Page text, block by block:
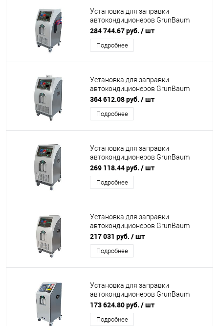
Установка для заправки
автокондиционеров GrunBaum
AC8000S BUS, автомат, R134,
подогрев, шланг 5м.
284 744.67 руб. / шт
Подробнее
Установка для заправки
автокондиционеров GrunBaum
AC7500S SMART FLUSHING,
автоматическая, R134
364 612.08 руб. / шт
Подробнее
Установка для заправки
автокондиционеров GrunBaum
AC7000S, автоматическая, R134
269 118.44 руб. / шт
Подробнее
Установка для заправки
автокондиционеров GrunBaum
AC7000S Basic, автоматическая,
R134
217 031 руб. / шт
Подробнее
Установка для заправки
автокондиционеров GrunBaum
AC3000N, полуавтоматическая,
R134
173 624.80 руб. / шт
Подробнее